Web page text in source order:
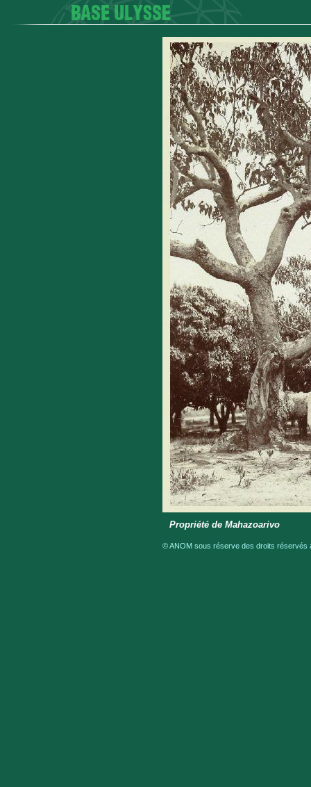
Propriété de Mahazoarivo
© ANOM sous réserve des droits réservés